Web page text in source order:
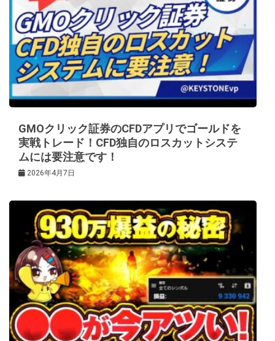
GMOクリック証券のCFDアプリでゴールドを
実戦トレード！CFD独自のロスカットシステ
ムには要注意です！
2026年4月7日